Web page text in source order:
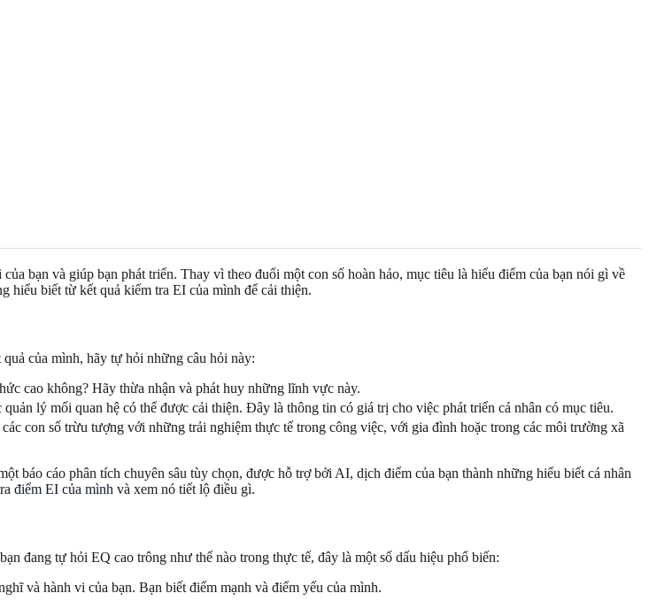
bạn và giúp bạn phát triển. Thay vì theo đuổi một con số hoàn hảo, mục tiêu là hiểu điểm của bạn nói gì về
hiểu biết từ kết quả kiểm tra EI của mình để cải thiện.
của mình, hãy tự hỏi những câu hỏi này:
cao không? Hãy thừa nhận và phát huy những lĩnh vực này.
lý mối quan hệ có thể được cải thiện. Đây là thông tin có giá trị cho việc phát triển cá nhân có mục tiêu.
con số trừu tượng với những trải nghiệm thực tế trong công việc, với gia đình hoặc trong các môi trường xã
báo cáo phân tích chuyên sâu tùy chọn, được hỗ trợ bởi AI, dịch điểm của bạn thành những hiểu biết cá nhân
điểm EI của mình và xem nó tiết lộ điều gì.
đang tự hỏi EQ cao trông như thế nào trong thực tế, đây là một số dấu hiệu phổ biến:
và hành vi của bạn. Bạn biết điểm mạnh và điểm yếu của mình.